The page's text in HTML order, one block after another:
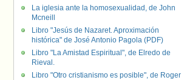
La iglesia ante la homosexualidad, de John
Mcneill
Libro "Jesús de Nazaret. Aproximación
histórica" de José Antonio Pagola (PDF)
Libro "La Amistad Espiritual", de Elredo de
Rieval.
Libro "Otro cristianismo es posible", de Roger